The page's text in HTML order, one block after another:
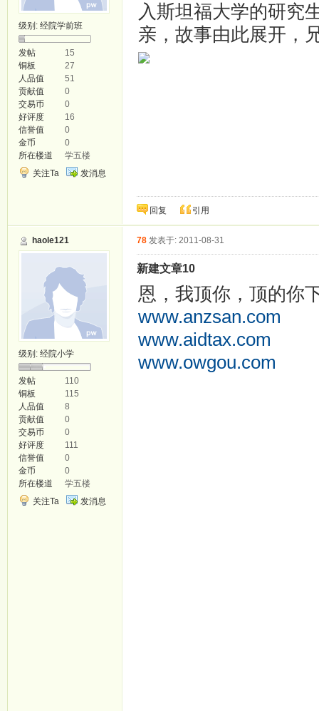
级别: 经院学前班
发帖
15
铜板
27
人品值
51
贡献值
0
交易币
0
好评度
16
信誉值
0
金币
0
所在楼道
学五楼
关注Ta
发消息
入斯坦福大学的研究
亲，故事由此展开，
回复 引用
haole121
级别: 经院小学
发帖
110
铜板
115
人品值
8
贡献值
0
交易币
0
好评度
111
信誉值
0
金币
0
所在楼道
学五楼
关注Ta
发消息
78 发表于: 2011-08-31
新建文章10
恩，我顶你，顶的你
www.anzsan.com
www.aidtax.com
www.owgou.com